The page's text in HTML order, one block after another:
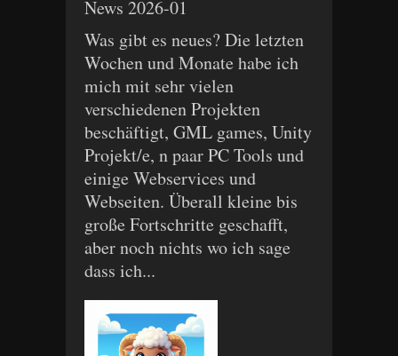
News 2026-01
Was gibt es neues? Die letzten
Wochen und Monate habe ich
mich mit sehr vielen
verschiedenen Projekten
beschäftigt, GML games, Unity
Projekt/e, n paar PC Tools und
einige Webservices und
Webseiten. Überall kleine bis
große Fortschritte geschafft,
aber noch nichts wo ich sage
dass ich...